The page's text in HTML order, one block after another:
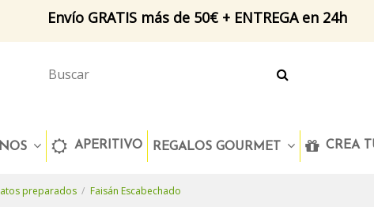
Envío GRATIS más de 50€ + ENTREGA en 24h
APERITIVO REGALOS GOURMET CREA
preparados Faisán Escabechado